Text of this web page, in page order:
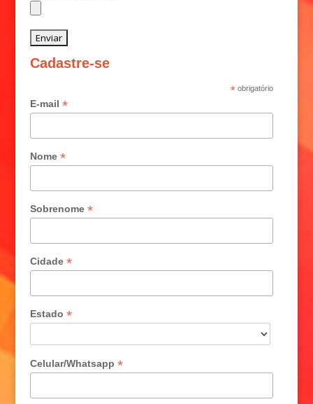
Cadastre-se
*obrigatório
E-mail *
Nome *
Sobrenome *
Cidade *
Estado *
Celular/Whatsapp *